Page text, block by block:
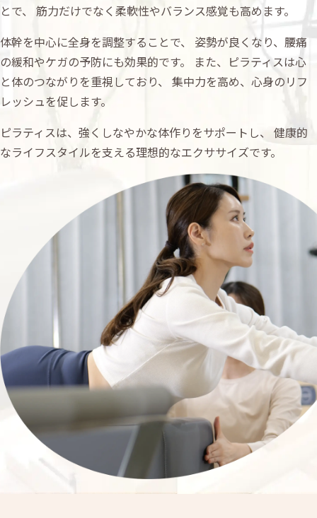
とで、
筋力だけでなく柔軟性やバランス感覚も高めます。
体幹を中心に全身を調整することで、
姿勢が良くなり、腰痛
の緩和やケガの予防にも効果的です。
また、ピラティスは心
と体のつながりを重視しており、
集中力を高め、心身のリフ
レッシュを促します。
ピラティスは、強くしなやかな体作りをサポートし、
健康的
なライフスタイルを支える理想的なエクササイズです。